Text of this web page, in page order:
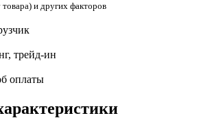
и других факторов
трейд-ин
оплаты